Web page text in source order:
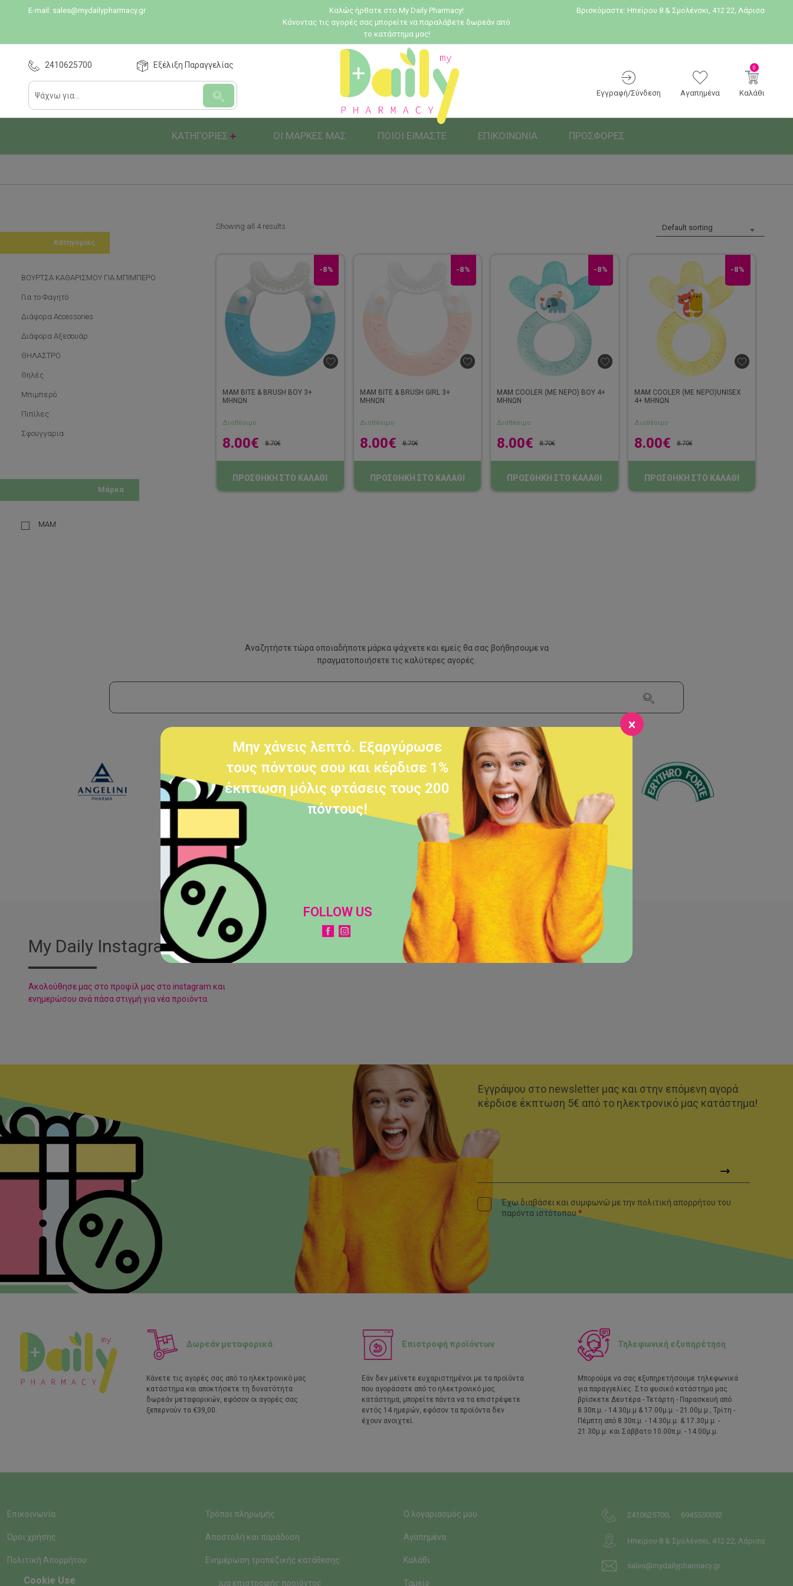
Cookie Use
E-mail: sales@mydailypharmacy.gr
Καλώς ήρθατε στο My Daily Pharmacy!
Κάνοντας τις αγορές σας μπορείτε να παραλάβετε δωρεάν από
το κατάστημα μας!
Βρισκόμαστε: Ηπείρου 8 & Σμολένσκι, 412 22, Λάρισα
2410625700 Εξέλιξη Παραγγελίας
Εγγραφή/Σύνδεση Αγαπημένα
0
Καλάθι
ΚΑΤΗΓΟΡΙΕΣ ΟΙ ΜΑΡΚΕΣ ΜΑΣ ΠΟΙΟΙ ΕΙΜΑΣΤΕ ΕΠΙΚΟΙΝΩΝΙΑ ΠΡΟΣΦΟΡΕΣ
Showing all 4 results Default sorting
-8%
MAM BITE & BRUSH BOY 3+
ΜΗΝΩΝ
Διαθέσιμο
8.70€
8.00€
ΠΡΟΣΘΗΚΗ ΣΤΟ ΚΑΛΑΘΙ
-8%
MAM BITE & BRUSH GIRL 3+
ΜΗΝΩΝ
Διαθέσιμο
8.70€
8.00€
ΠΡΟΣΘΗΚΗ ΣΤΟ ΚΑΛΑΘΙ
-8%
MAM COOLER (ΜΕ ΝΕΡΟ) BOY 4+
ΜΗΝΩΝ
Διαθέσιμο
8.70€
8.00€
ΠΡΟΣΘΗΚΗ ΣΤΟ ΚΑΛΑΘΙ
-8%
MAM COOLER (ΜΕ ΝΕΡΟ)UNISEX
4+ ΜΗΝΩΝ
Διαθέσιμο
8.70€
8.00€
ΠΡΟΣΘΗΚΗ ΣΤΟ ΚΑΛΑΘΙ
Κατηγορίες
ΒΟΥΡΤΣΑ ΚΑΘΑΡΙΣΜΟΥ ΓΙΑ ΜΠΙΜΠΕΡΟ
Για το Φαγητό
Διάφορα Accessories
Διάφορα Αξεσουάρ
ΘΗΛΑΣΤΡΟ
Θηλές
Μπιμπερό
Πιπίλες
Σφουγγαρια
Μάρκα
MAM
Αναζητήστε τώρα οποιαδήποτε μάρκα ψάχνετε και εμείς θα σας βοήθησουμε να
πραγματοποιήσετε τις καλύτερες αγορές.
My Daily Instagram
Aκολούθησε μας στο προφίλ μας στο instagram και
ενημερώσου ανά πάσα στιγμή για νέα προϊόντα.
Εγγράψου στο newsletter μας και στην επόμενη αγορά
κέρδισε έκπτωση 5€ από το ηλεκτρονικό μας κατάστημα!
Έχω διαβάσει και συμφωνώ με την πολιτική απορρήτου του
παρόντα ιστότοπου*
Δωρεάν μεταφορικά
Κάνετε τις αγορές σας από το ηλεκτρονικό μας
κατάστημα και αποκτήσετε τη δυνατότητα
δωρεάν μεταφορικών, εφόσον οι αγορές σας
ξεπερνούν τα €39,00.
Επιστροφή προϊόντων
Εάν δεν μείνετε ευχαριστημένοι με τα προϊόντα
που αγοράσατε από το ηλεκτρονικό μας
κατάστημα, μπορείτε πάντα να τα επιστρέψετε
εντός 14 ημερών, εφόσον τα προϊόντα δεν
έχουν ανοιχτεί.
Τηλεφωνική εξυπηρέτηση
Μπορούμε να σας εξυπηρετήσουμε τηλεφωνικά
για παραγγελίες. Στο φυσικό κατάστημα μας
βρίσκετε Δευτέρα - Τετάρτη - Παρασκευή από
8.30π.μ. - 14.30μ.μ & 17.00μ.μ. - 21.00μ.μ., Τρίτη -
Πέμπτη από 8.30π.μ. - 14.30μ.μ. & 17.30μ.μ. -
21.30μ.μ. και Σάββατο 10.00π.μ. - 14.00μ.μ.
Επικοινωνία
Όροι χρήσης
Πολιτική Απορρήτου
Τρόποι πληρωμής
Αποστολή και παράδοση
Ενημέρωση τραπεζικής κατάθεσης
Φόρμα επιστροφής προιόντος
Ο λογαριασμός μου
Αγαπημένα
Καλάθι
Ταμείο
2410625700, 6945550092
Ηπείρου 8 & Σμολένσκι, 412 22, Λάρισα
sales@mydailypharmacy.gr
Μην χάνεις λεπτό. Εξαργύρωσε
τους πόντους σου και κέρδισε 1%
έκπτωση μόλις φτάσεις τους 200
πόντους!
FOLLOW US